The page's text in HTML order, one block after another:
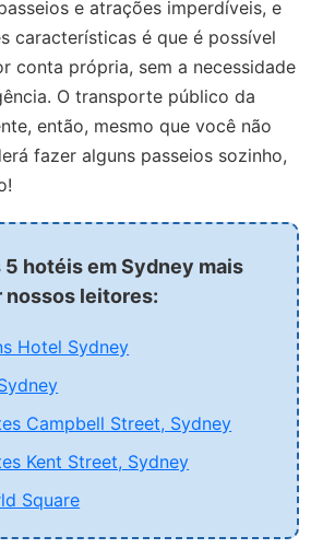
e atrações imperdíveis, e
características é que é possível
conta própria, sem a necessidade
O transporte público da
então, mesmo que você não
fazer alguns passeios sozinho,
5 hotéis em Sydney mais
nossos leitores:
Hotel Sydney
Campbell Street, Sydney
Kent Street, Sydney
Square